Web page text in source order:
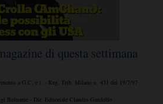
di questa settimana
a G.C. e t. - Reg. Trib. Milano n. 431 del 19/7/97
Beltrame - Dir. Editoriale Claudio Gandolfo